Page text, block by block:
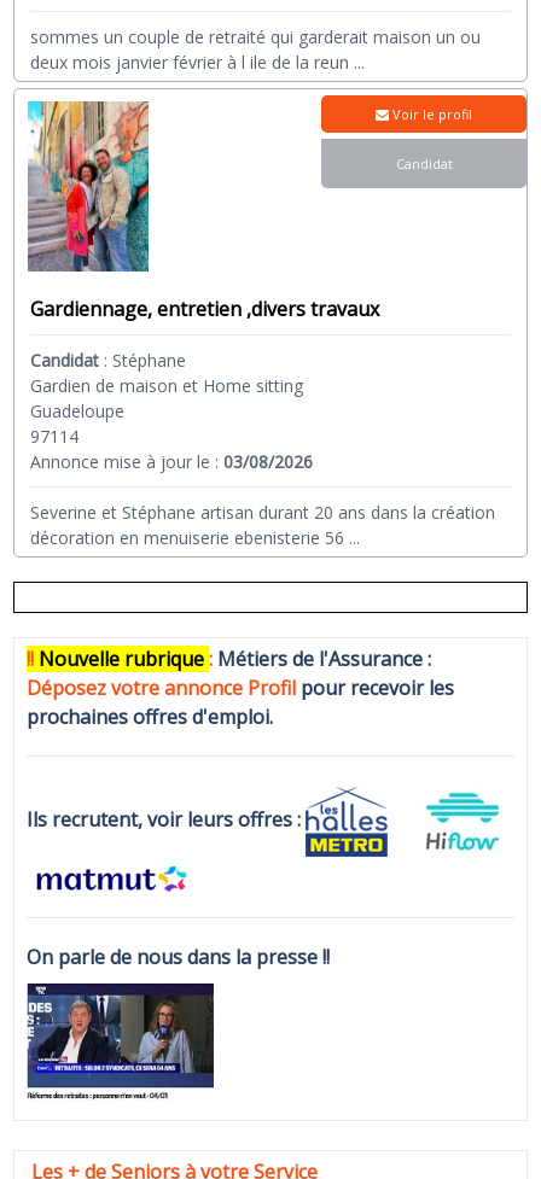
sommes un couple de retraité qui garderait maison un ou
deux mois janvier février à l ile de la reun ...
Gardiennage, entretien ,divers travaux
Candidat : Stéphane
Gardien de maison et Home sitting
Guadeloupe
97114
Annonce mise à jour le :03/08/2026
Severine et Stéphane artisan durant 20 ans dans la création
décoration en menuiserie ebenisterie 56 ...
Voir le profil
Candidat
!! Nouvelle rubrique: Métiers de l'Assurance :
Déposez votre annonce Profil pour recevoir les
prochaines offres d'emploi.
Ils recrutent, voir leurs offres :
On parle de nous dans la presse !!
Les + de Seniors à votre Service